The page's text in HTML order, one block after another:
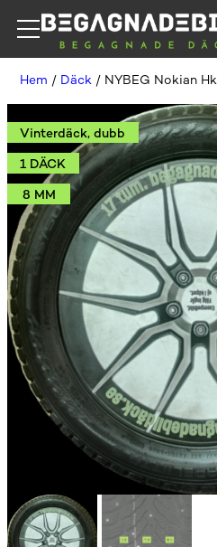
Hem / Däck / NYBEG Nokian
Vinterdäck, dubb
1 DÄCK
8 MM